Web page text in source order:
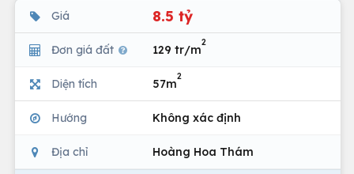
Giá 8.5 tỷ
Đơn giá đất 129 tr/m
2
Diện tích 57m
2
Hướng Không xác định
Địa chỉ Hoàng Hoa Thám